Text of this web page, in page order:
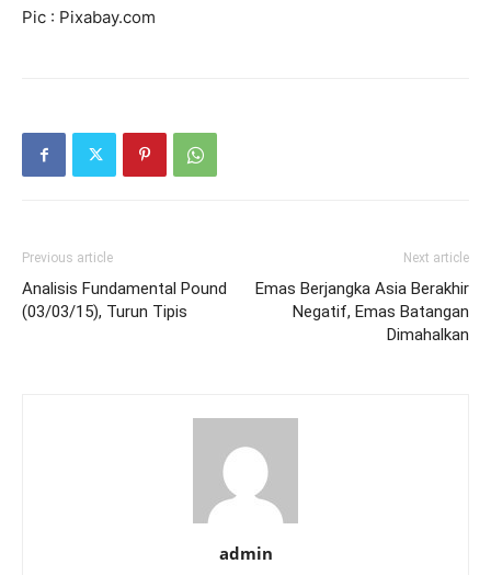
Pic : Pixabay.com
Previous article
Analisis Fundamental Pound
(03/03/15), Turun Tipis
Next article
Emas Berjangka Asia Berakhir
Negatif, Emas Batangan
Dimahalkan
admin